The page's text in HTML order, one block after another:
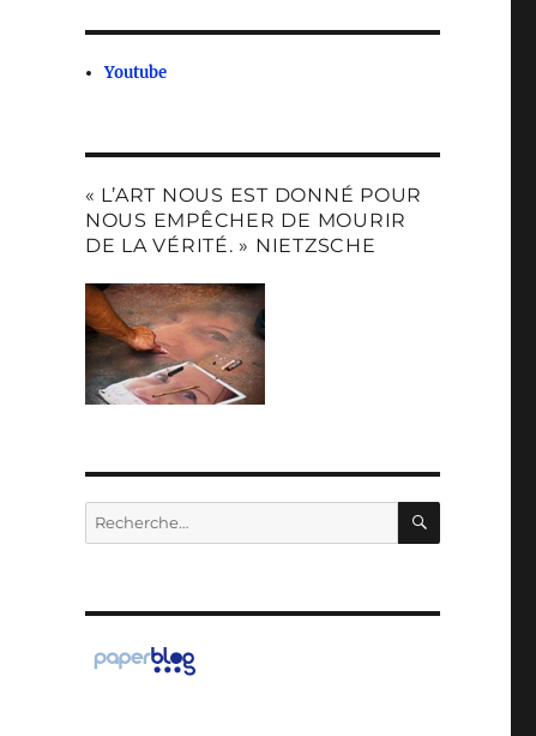
Youtube
« L’ART NOUS EST DONNÉ POUR
NOUS EMPÊCHER DE MOURIR
DE LA VÉRITÉ. » NIETZSCHE
Recherche
pour :